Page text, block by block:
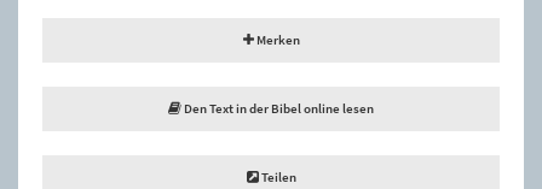
Merken
Den Text in der Bibel online lesen
Teilen